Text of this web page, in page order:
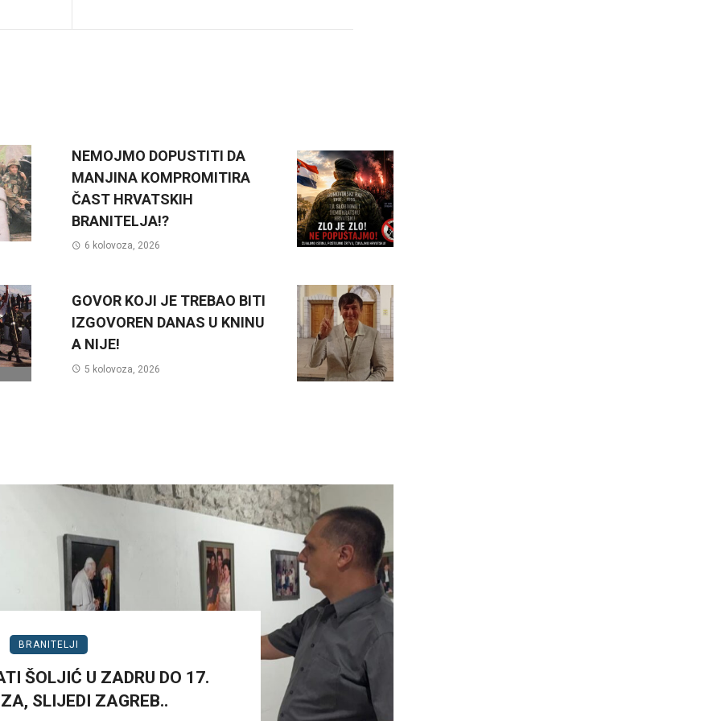
NEMOJMO DOPUSTITI DA
MANJINA KOMPROMITIRA
ČAST HRVATSKIH
BRANITELJA!?
6 kolovoza, 2026
GOVOR KOJI JE TREBAO BITI
IZGOVOREN DANAS U KNINU
A NIJE!
5 kolovoza, 2026
BRANITELJI
ŠOLJIĆ U ZADRU DO 17.
SLIJEDI ZAGREB..